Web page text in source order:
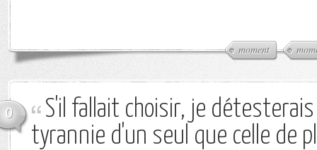
moment
0
S'il fallait choisir, je
tyrannie d'un seul que celle de